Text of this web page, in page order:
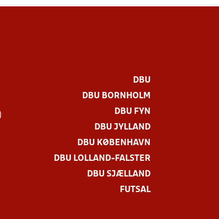
DBU
DBU BORNHOLM
DBU FYN
DBU JYLLAND
DBU KØBENHAVN
DBU LOLLAND-FALSTER
DBU SJÆLLAND
FUTSAL